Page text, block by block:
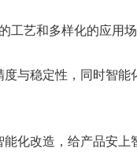
工艺和多样化的应用
与稳定性，同时智
化改造，给产品安上